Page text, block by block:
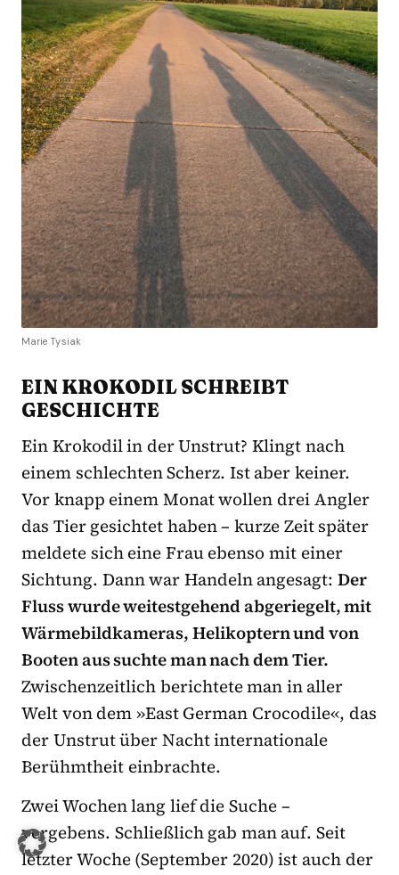
Marie Tysiak
EIN KROKODIL SCHREIBT
GESCHICHTE
Ein Krokodil in der Unstrut? Klingt nach
einem schlechten Scherz. Ist aber keiner.
Vor knapp einem Monat wollen drei Angler
das Tier gesichtet haben – kurze Zeit später
meldete sich eine Frau ebenso mit einer
Sichtung. Dann war Handeln angesagt:Der
Fluss wurde weitestgehend abgeriegelt, mit
Wärmebildkameras, Helikoptern und von
Booten aus suchte man nach dem Tier.
Zwischenzeitlich berichtete man in aller
Welt von dem »East German Crocodile«, das
der Unstrut über Nacht internationale
Berühmtheit einbrachte.
Zwei Wochen lang lief die Suche –
vergebens. Schließlich gab man auf. Seit
letzter Woche (September 2020) ist auch der